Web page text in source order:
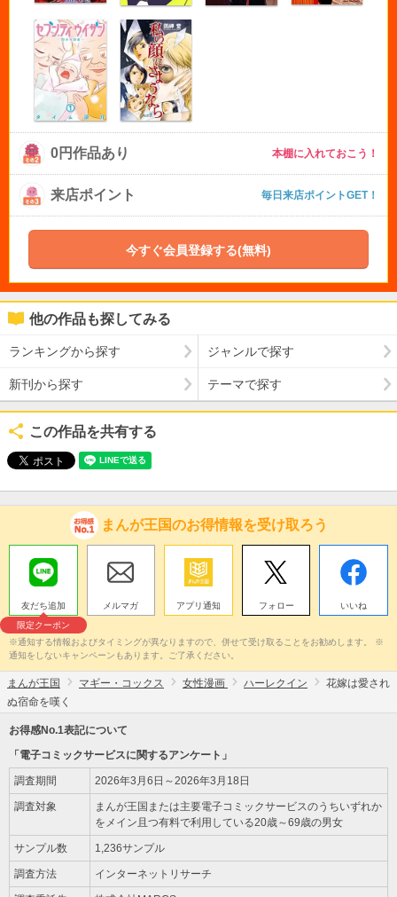
0円作品あり 本棚に入れておこう！
来店ポイント 毎日来店ポイントGET！
今すぐ会員登録する(無料)
他の作品も探してみる
ランキングから探す ジャンルで探す
新刊から探す テーマで探す
この作品を共有する
まんが王国のお得情報を受け取ろう
友だち追加
限定クーポン
メルマガ アプリ通知 フォロー いいね
※通知する情報およびタイミングが異なりますので、併せて受け取ることをお勧めします。 ※
通知をしないキャンペーンもあります。ご了承ください。
まんが王国 マギー・コックス 女性漫画 ハーレクイン
花嫁は愛され
ぬ宿命を嘆く
お得感No.1表記について
「電子コミックサービスに関するアンケート」
調査期間 2026年3月6日～2026年3月18日
調査対象
まんが王国または主要電子コミックサービスのうちいずれか
をメイン且つ有料で利用している20歳～69歳の男女
サンプル数 1,236サンプル
調査方法 インターネットリサーチ